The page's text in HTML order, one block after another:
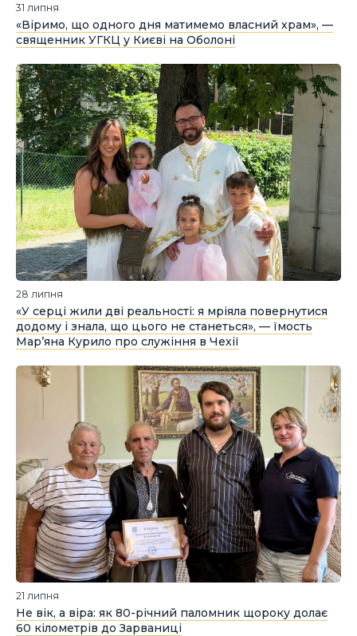
31 липня
«Віримо, що одного дня матимемо власний храм», —
священник УГКЦ у Києві на Оболоні
28 липня
«У серці жили дві реальності: я мріяла повернутися
додому і знала, що цього не станеться», — їмость
Марʼяна Курило про служіння в Чехії
21 липня
Не вік, а віра: як 80-річний паломник щороку долає
60 кілометрів до Зарваниці